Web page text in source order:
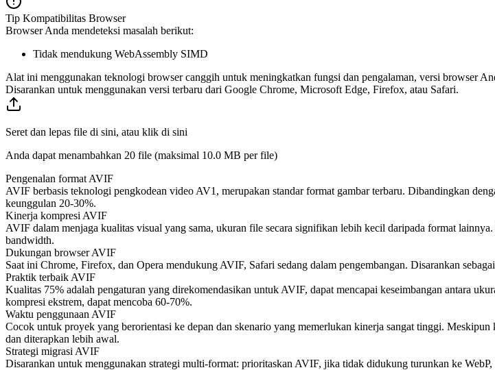
Tip Kompatibilitas Browser
Browser Anda mendeteksi masalah berikut:
Tidak mendukung WebAssembly SIMD
Alat ini menggunakan teknologi browser canggih untuk meningkatkan fungsi dan pengalaman, versi browser
Disarankan untuk menggunakan versi terbaru dari Google Chrome, Microsoft Edge, Firefox, atau Safari.
Seret dan lepas file di sini, atau klik di sini
Anda dapat menambahkan 20 file (maksimal 10.0 MB per file)
Pengenalan format AVIF
AVIF berbasis teknologi pengkodean video AV1, merupakan standar format gambar terbaru. Dibandingkan
keunggulan 20-30%.
Kinerja kompresi AVIF
AVIF dalam menjaga kualitas visual yang sama, ukuran file secara signifikan lebih kecil daripada format
bandwidth.
Dukungan browser AVIF
Saat ini Chrome, Firefox, dan Opera mendukung AVIF, Safari sedang dalam pengembangan. Disarankan
Praktik terbaik AVIF
Kualitas 75% adalah pengaturan yang direkomendasikan untuk AVIF, dapat mencapai keseimbangan antara
kompresi ekstrem, dapat mencoba 60-70%.
Waktu penggunaan AVIF
Cocok untuk proyek yang berorientasi ke depan dan skenario yang memerlukan kinerja sangat tinggi.
dan diterapkan lebih awal.
Strategi migrasi AVIF
Disarankan untuk menggunakan strategi multi-format: prioritaskan AVIF, jika tidak didukung turunkan ke